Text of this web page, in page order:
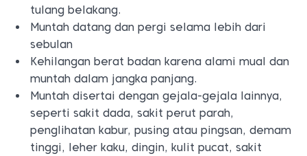
tulang belakang.
Muntah datang dan pergi selama lebih dari
sebulan
Kehilangan berat badan karena alami mual dan
muntah dalam jangka panjang.
Muntah disertai dengan gejala-gejala lainnya,
seperti sakit dada, sakit perut parah,
penglihatan kabur, pusing atau pingsan, demam
tinggi, leher kaku, dingin, kulit pucat, sakit